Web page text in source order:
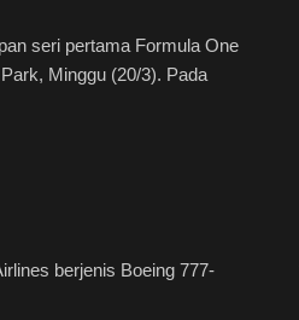
seri pertama Formula One
Minggu (20/3). Pada
berjenis Boeing 777-